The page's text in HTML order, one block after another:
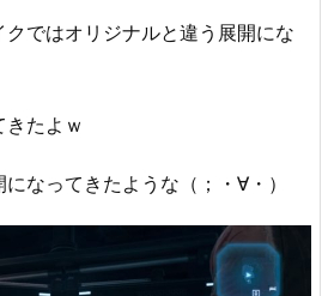
ではオリジナルと違う展開にな
たよｗ
なってきたような（；・∀・）